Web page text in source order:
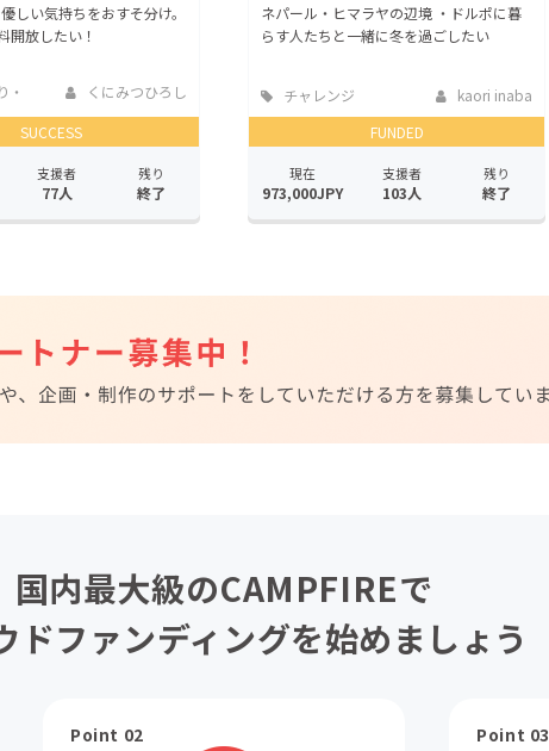
しい気持ちをおすそ分け。
開放したい！
・
くにみつひろし
SUCCESS
支援者
77人
残り
終了
ネパール・ヒマラヤの辺境 ・ドルポに暮
らす人たちと一緒に冬を過ごしたい
チャレンジ
kaori inaba
FUNDED
現在
973,000JPY
支援者
103人
残り
終了
国内最大級のCAMPFIREで
ドファンディングを始めましょう
Point 02 Point 03